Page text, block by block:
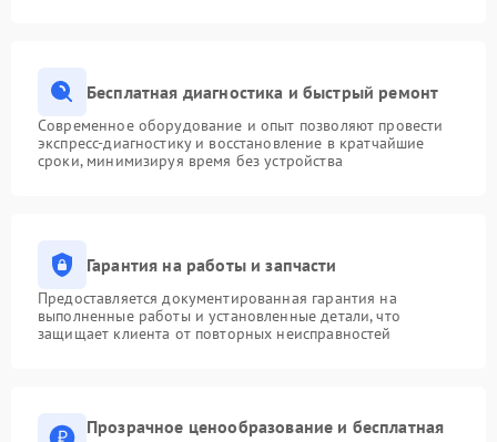
Бесплатная диагностика и быстрый ремонт
Современное оборудование и опыт позволяют провести
экспресс-диагностику и восстановление в кратчайшие
сроки, минимизируя время без устройства
Гарантия на работы и запчасти
Предоставляется документированная гарантия на
выполненные работы и установленные детали, что
защищает клиента от повторных неисправностей
Прозрачное ценообразование и бесплатная